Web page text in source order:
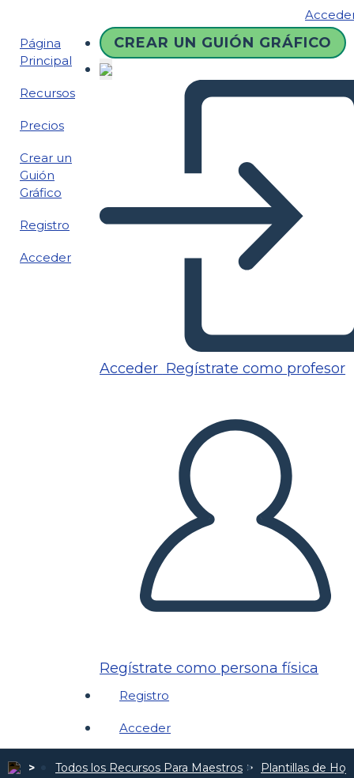
Página
Principal
Recursos
Precios
Crear un
Guión
Gráfico
Registro
Acceder
CREAR UN GUIÓN GRÁFICO
Acceder Regístrate como profesor
Regístrate como persona física
Registro
Acceder
Todos los Recursos Para Maestros Plantillas de